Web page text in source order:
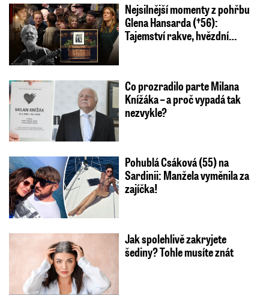
Nejsilnější momenty z pohřbu
Glena Hansarda (†56):
Tajemství rakve, hvězdní…
Co prozradilo parte Milana
Knížáka – a proč vypadá tak
nezvykle?
Pohublá Csáková (55) na
Sardinii: Manžela vyměnila za
zajíčka!
Jak spolehlivě zakryjete
šediny? Tohle musíte znát